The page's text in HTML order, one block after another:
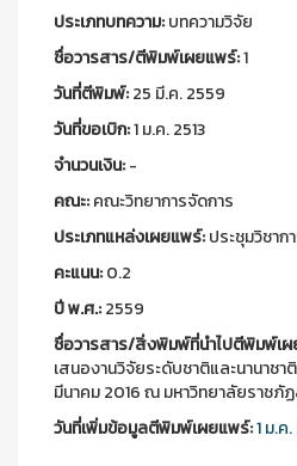
ประเภทบทความ:บทความวิจัย
ชื่อวารสาร/ตีพิมพ์เผยแพร์:1
วันที่ตีพิมพ์:25 มี.ค. 2559
วันที่ขอเบิก:1 ม.ค. 2513
จำนวนเงิน:-
คณะ:คณะวิทยาการจัดการ
ประเภทแหล่งเผยแพร์:ประชุมวิชาก
คะแนน:0.2
ปี พ.ศ.:2559
ชื่อวารสาร/สิ่งพิมพ์ที่นำไปตีพิมพ์เ
เสนองานวิจัยระดับชาติและนานาช
มีนาคม 2016 ณ มหาวิทยาลัยราชภั
วันที่เพิ่มข้อมูลตีพิมพ์เผยแพร์:1 ม.ค.